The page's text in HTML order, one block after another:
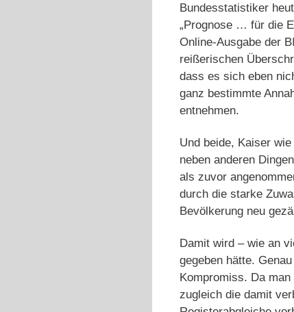
Bundesstatistiker
„Prognose … für die
Online-Ausgabe der
reißerischen
dass es sich eben
ganz bestimmte
entnehmen.
Und beide, Kaiser
neben anderen
als zuvor
durch die starke
Bevölkerung neu
Damit wird – wie an
gegeben hätte.
Kompromiss. Da
zugleich die damit